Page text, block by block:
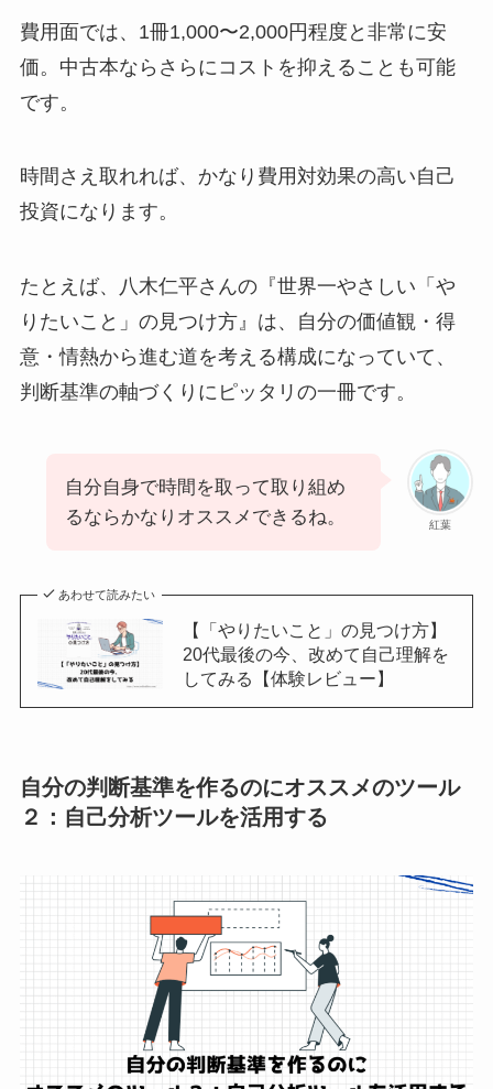
費用面では、1冊1,000〜2,000円程度と非常に安
価。中古本ならさらにコストを抑えることも可能
です。
時間さえ取れれば、かなり費用対効果の高い自己
投資になります。
たとえば、八木仁平さんの『世界一やさしい「や
りたいこと」の見つけ方』は、自分の価値観・得
意・情熱から進む道を考える構成になっていて、
判断基準の軸づくりにピッタリの一冊です。
紅葉
自分自身で時間を取って取り組め
るならかなりオススメできるね。
あわせて読みたい
【「やりたいこと」の見つけ方】
20代最後の今、改めて自己理解を
してみる【体験レビュー】
自分の判断基準を作るのにオススメのツール
２： 自己分析ツールを活用する